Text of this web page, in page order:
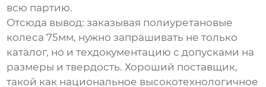
всю партию.
Отсюда вывод: заказывая полиуретановые
колеса 75мм, нужно запрашивать не только
каталог, но и техдокументацию с допусками на
размеры и твердость. Хороший поставщик,
такой как национальное высокотехнологичное